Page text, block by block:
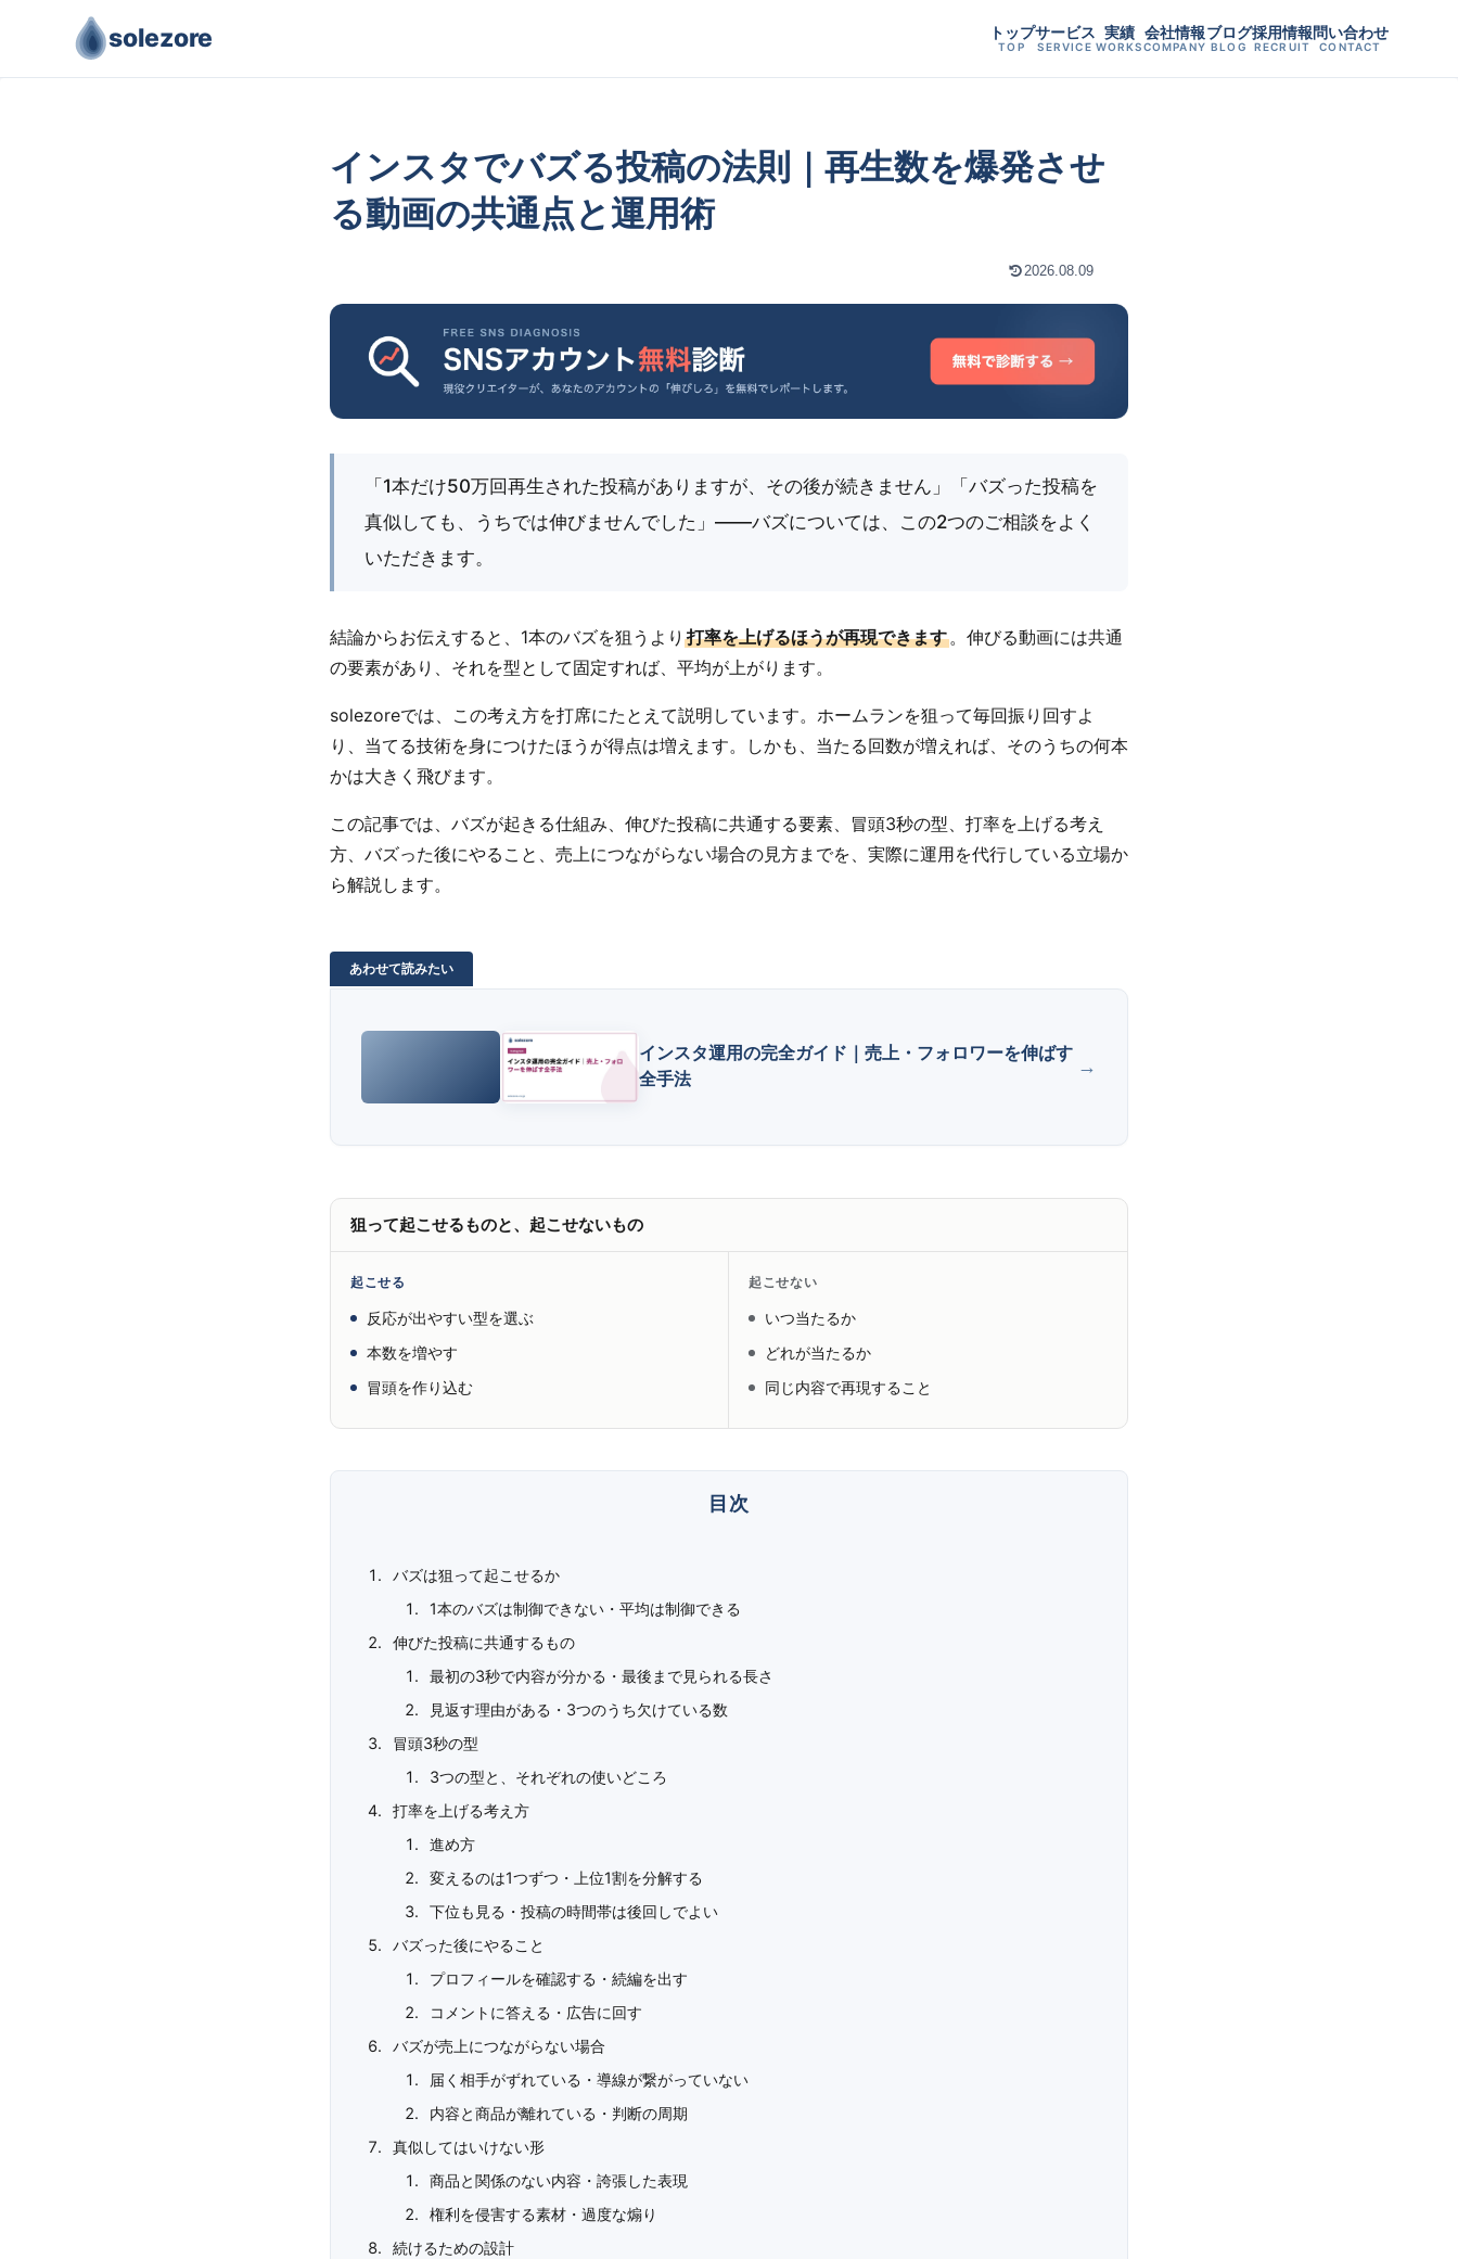
solezore トップ
TOP
サービス
SERVICE
実績
WORKS
会社情報
COMPANY
ブログ
BLOG
採用情報
RECRUIT
問い合わせ
CONTACT
インスタでバズる投稿の法則｜再生数を爆発させ
る動画の共通点と運用術
2026.08.09
「1本だけ50万回再生された投稿がありますが、その後が続きません」「バズった投稿を
真似しても、うちでは伸びませんでした」――バズについては、この2つのご相談をよく
いただきます。
結論からお伝えすると、1本のバズを狙うより 打率を上げるほうが再現できます 。伸びる動画には共通
の要素があり、それを型として固定すれば、平均が上がります。
solezoreでは、この考え方を打席にたとえて説明しています。ホームランを狙って毎回振り回すよ
り、当てる技術を身につけたほうが得点は増えます。しかも、当たる回数が増えれば、そのうちの何本
かは大きく飛びます。
この記事では、バズが起きる仕組み、伸びた投稿に共通する要素、冒頭3秒の型、打率を上げる考え
方、バズった後にやること、売上につながらない場合の見方までを、実際に運用を代行している立場か
ら解説します。
インスタ運用の完全ガイド｜売上・フォロワーを伸ばす
全手法
狙って起こせるものと、起こせないもの
起こせる
反応が出やすい型を選ぶ
本数を増やす
冒頭を作り込む
起こせない
いつ当たるか
どれが当たるか
同じ内容で再現すること
バズは狙って起こせるか
1本のバズは制御できない・平均は制御できる
伸びた投稿に共通するもの
最初の3秒で内容が分かる・最後まで見られる長さ
見返す理由がある・3つのうち欠けている数
冒頭3秒の型
3つの型と、それぞれの使いどころ
打率を上げる考え方
進め方
変えるのは1つずつ・上位1割を分解する
下位も見る・投稿の時間帯は後回しでよい
バズった後にやること
プロフィールを確認する・続編を出す
コメントに答える・広告に回す
バズが売上につながらない場合
届く相手がずれている・導線が繋がっていない
内容と商品が離れている・判断の周期
真似してはいけない形
商品と関係のない内容・誇張した表現
権利を侵害する素材・過度な煽り
続けるための設計